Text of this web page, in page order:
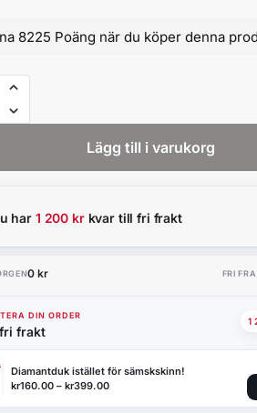
8225 Poäng när du köper denna
Lägg till i varukorg
har 1 200 krkvar till fri frakt
0 kr FRI
DIN ORDER
frakt
1
Diamantduk istället för sämskskinn!
kr160.00 – kr399.00